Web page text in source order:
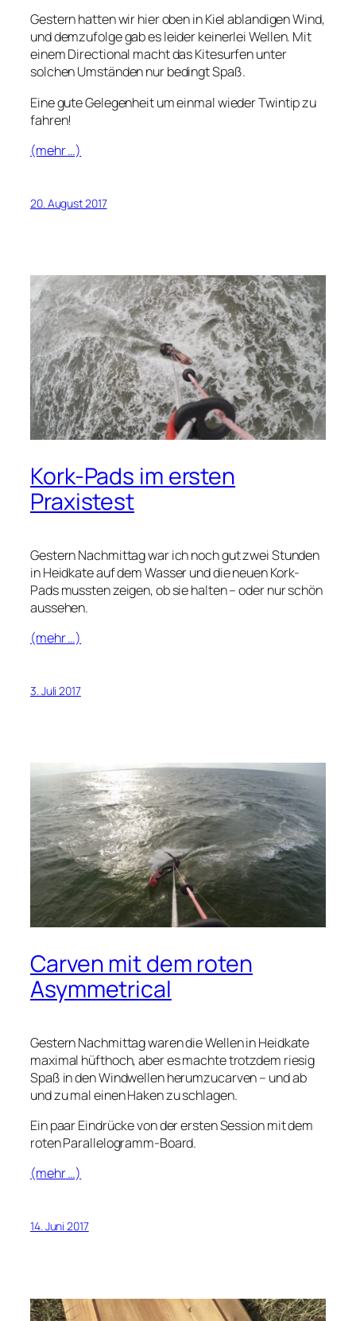
Gestern hatten wir hier oben in Kiel ablandigen Wind,
und demzufolge gab es leider keinerlei Wellen. Mit
einem Directional macht das Kitesurfen unter
solchen Umständen nur bedingt Spaß.
Eine gute Gelegenheit um einmal wieder Twintip zu
fahren!
(mehr …)
20. August 2017
Kork-Pads im ersten
Praxistest
Gestern Nachmittag war ich noch gut zwei Stunden
in Heidkate auf dem Wasser und die neuen Kork-
Pads mussten zeigen, ob sie halten – oder nur schön
aussehen.
(mehr …)
3. Juli 2017
Carven mit dem roten
Asymmetrical
Gestern Nachmittag waren die Wellen in Heidkate
maximal hüfthoch, aber es machte trotzdem riesig
Spaß in den Windwellen herumzucarven – und ab
und zu mal einen Haken zu schlagen.
Ein paar Eindrücke von der ersten Session mit dem
roten Parallelogramm-Board.
(mehr …)
14. Juni 2017